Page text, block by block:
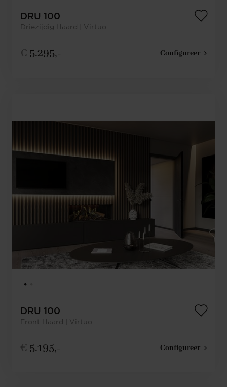
DRU 100
Driezijdig Haard | Virtuo
€ 5.295,- Configureer
DRU 100
Front Haard | Virtuo
€ 5.195,- Configureer